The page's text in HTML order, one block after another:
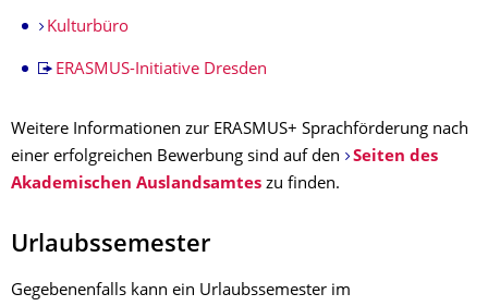
Kulturbüro
ERASMUS-Initiative Dresden
Weitere Informationen zur ERASMUS+ Sprachförderung nach
einer erfolgreichen Bewerbung sind auf den
Seiten des
Akademischen Auslandsamtes zu finden.
Urlaubssemester
Gegebenenfalls kann ein Urlaubssemester im